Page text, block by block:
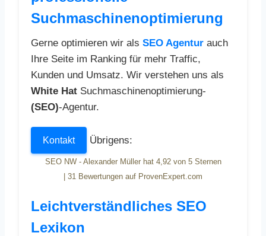
Suchmaschinenoptimierung
Gerne optimieren wir als SEO Agentur auch
Ihre Seite im Ranking für mehr Traffic,
Kunden und Umsatz. Wir verstehen uns als
White Hat Suchmaschinenoptimierung-
(SEO)-Agentur.
Kontakt Übrigens:
SEO NW - Alexander Müller hat 4,92von 5Sternen
31 Bewertungen auf ProvenExpert.com
Leichtverständliches SEO
Lexikon